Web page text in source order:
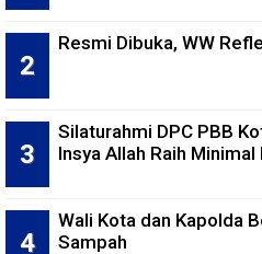
Resmi Dibuka, WW
Silaturahmi DPC PBB
Insya Allah Raih
Wali Kota dan Kapolda
Sampah